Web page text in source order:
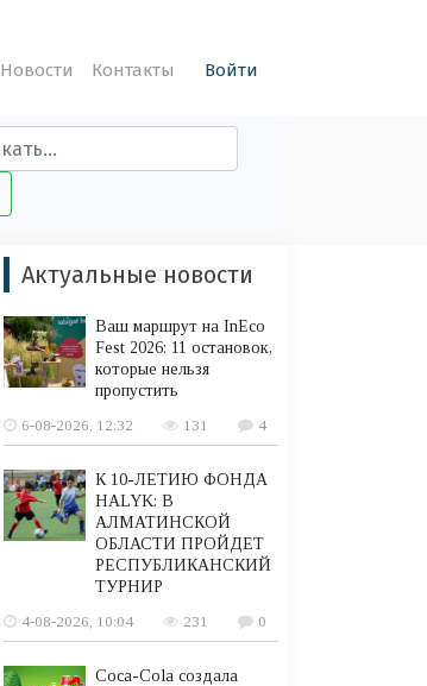
Новости Контакты Войти
Актуальные новости
Ваш маршрут на InEco
Fest 2026: 11 остановок,
которые нельзя
пропустить
6-08-2026, 12:32
131 4
К 10-ЛЕТИЮ ФОНДА
HALYK: В
АЛМАТИНСКОЙ
ОБЛАСТИ ПРОЙДЕТ
РЕСПУБЛИКАНСКИЙ
ТУРНИР
4-08-2026, 10:04
231 0
Coca-Cola создала